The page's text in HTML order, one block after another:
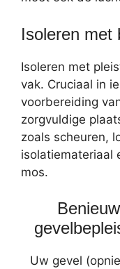
Isoleren met
Isoleren met
vak. Cruciaal in
voorbereiding
zorgvuldige
zoals scheuren,
isolatiemateriaal
mos.
Uw gevel